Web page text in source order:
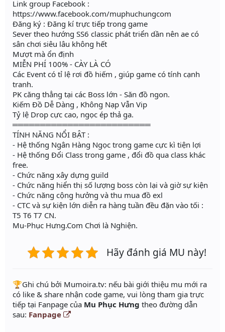
Link group Facebook :
https://www.facebook.com/muphuchungcom
Đăng ký : Đăng kí trực tiếp trong game
Sever theo hướng SS6 classic phát triển dần nên ae có
sân chơi siêu lâu không hết
Mượt mà ổn định
MIỄN PHÍ 100% - CÀY LÀ CÓ
Các Event có tỉ lệ rơi đồ hiếm , giúp game có tính cạnh
tranh.
PK căng thẳng tại các Boss lớn - Săn đồ ngon.
Kiếm Đồ Dễ Dàng , Không Nạp Vẫn Vip
Tỷ lệ Drop cực cao, ngọc ép thả ga.
═════════════════════════
TÍNH NĂNG NỔI BẬT :
- Hệ thống Ngân Hàng Ngọc trong game cực kì tiện lợi
- Hệ thống Đổi Class trong game , đổi đồ qua class khác
free.
- Chức năng xây dựng guild
- Chức năng hiển thị số lượng boss còn lại và giờ sự kiện
- Chức năng cộng hưởng và thu mua đồ exl
- CTC và sự kiện lớn diễn ra hàng tuần đều đặn vào tối :
T5 T6 T7 CN.
Mu-Phục Hưng.Com Chơi là Nghiện.
Hãy đánh giá MU này!
️🏆Ghi chú bởi Mumoira.tv: nếu bài giới thiệu mu mới ra
có like & share nhận code game, vui lòng tham gia trực
tiếp tại Fanpage của Mu Phục Hưng theo đường dẫn
sau: Fanpage